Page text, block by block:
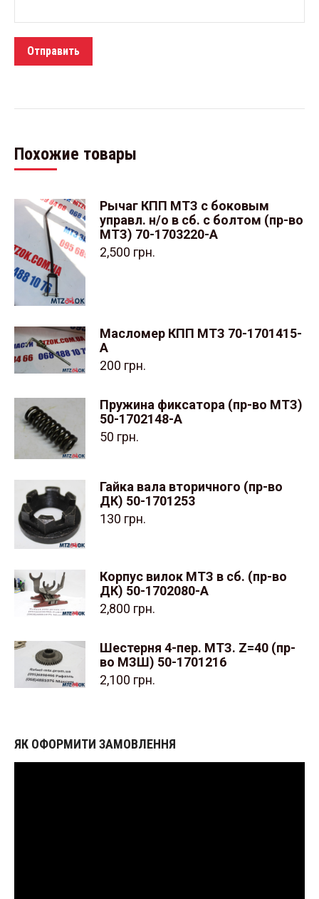
Похожие товары
Рычаг КПП МТЗ с боковым
управл. н/о в сб. с болтом (пр-во
МТЗ) 70-1703220-А
2,500 грн.
Масломер КПП МТЗ 70-1701415-
А
200 грн.
Пружина фиксатора (пр-во МТЗ)
50-1702148-А
50 грн.
Гайка вала вторичного (пр-во
ДК) 50-1701253
130 грн.
Корпус вилок МТЗ в сб. (пр-во
ДК) 50-1702080-А
2,800 грн.
Шестерня 4-пер. МТЗ. Z=40 (пр-
во МЗШ) 50-1701216
2,100 грн.
ЯК ОФОРМИТИ ЗАМОВЛЕННЯ